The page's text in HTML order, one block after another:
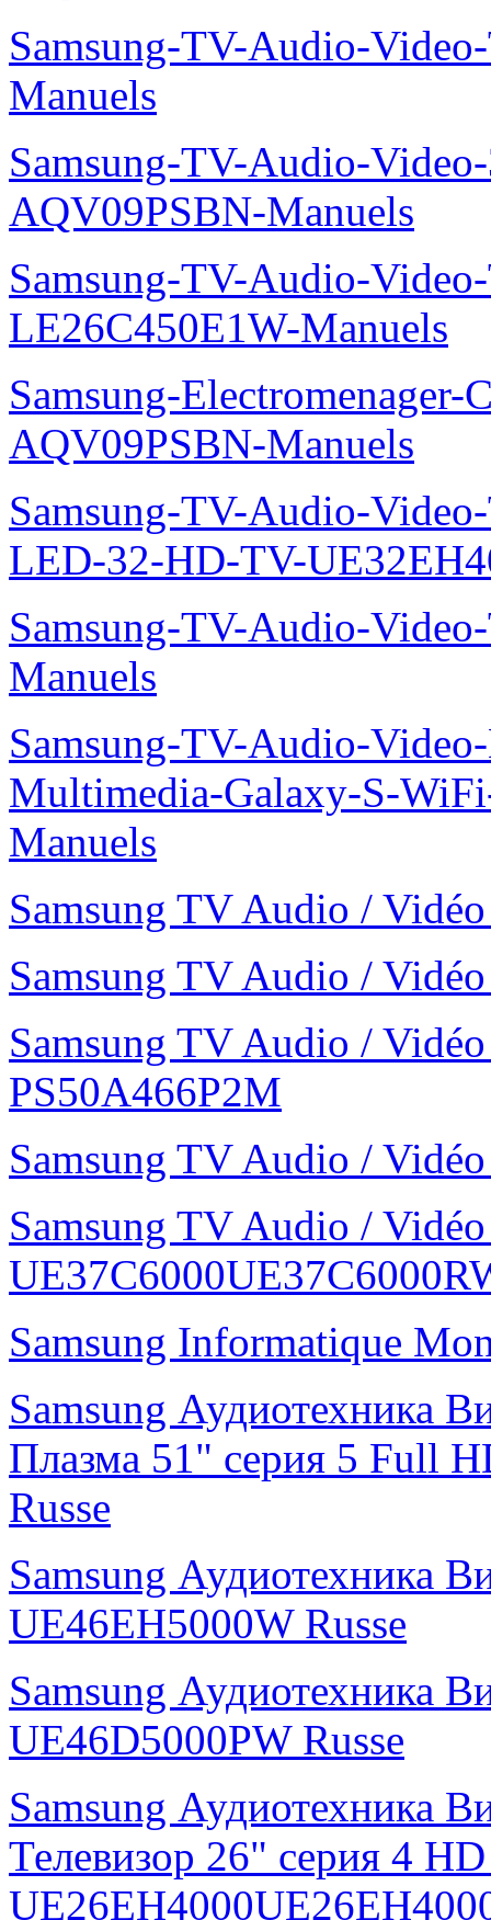
Samsung-TV-Audio-
Manuels
Samsung-TV-Audio-
AQV09PSBN-Manuels
Samsung-TV-Audio-
LE26C450E1W-Manuels
Samsung-
AQV09PSBN-Manuels
Samsung-TV-Audio-
LED-32-HD-TV-
Samsung-TV-Audio-
Manuels
Samsung-TV-Audio-
Multimedia-Galaxy-S-
Manuels
Samsung TV Audio /
Samsung TV Audio /
Samsung TV Audio /
PS50A466P2M
Samsung TV Audio /
Samsung TV Audio /
Samsung Informatique
Samsung Аудиотехника
Плазма 51" cерия 5 Full
Russe
Samsung Аудиотехника
UE46EH5000W Russe
Samsung Аудиотехника
UE46D5000PW Russe
Samsung Аудиотехника
Телевизор 26" серия 4